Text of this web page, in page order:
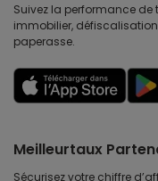
Suivez la performance
immobilier,
paperasse.
Meilleurtaux
Sécurisez votre chiffre